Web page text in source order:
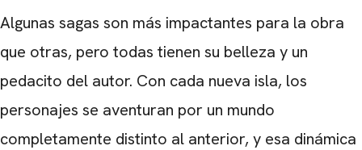
Algunas sagas son más impactantes para la obra
que otras, pero todas tienen su belleza y un
pedacito del autor. Con cada nueva isla, los
personajes se aventuran por un mundo
completamente distinto al anterior, y esa dinámica